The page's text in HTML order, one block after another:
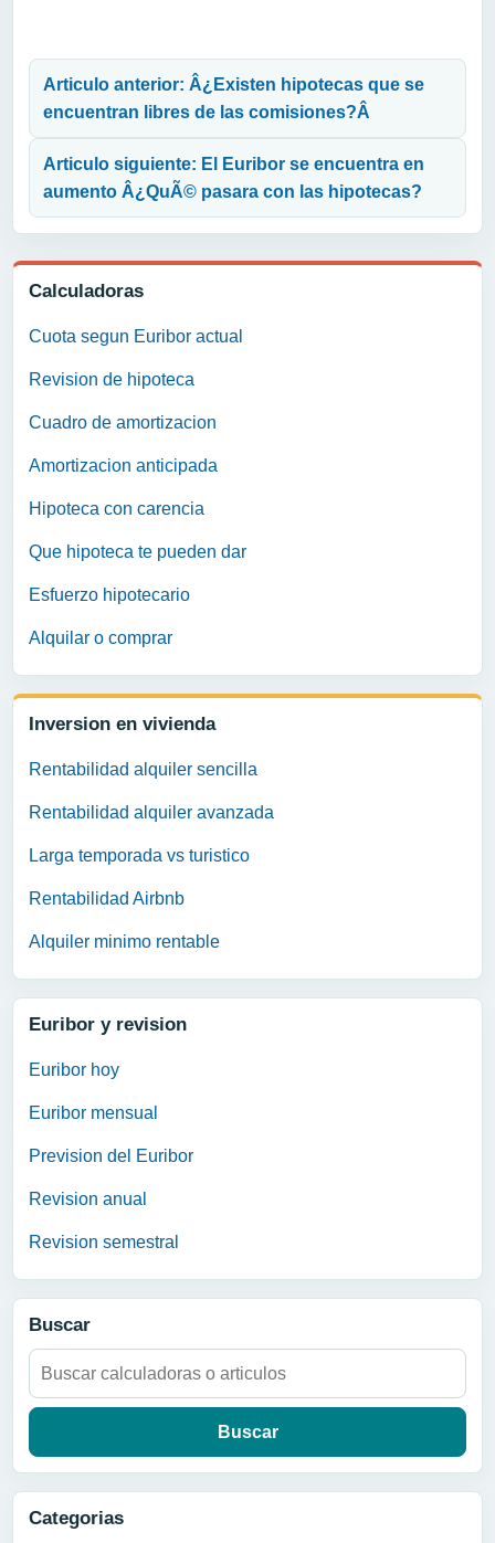
Calculadoras
Cuota segun Euribor actual
Revision de hipoteca
Cuadro de amortizacion
Amortizacion anticipada
Hipoteca con carencia
Que hipoteca te pueden dar
Esfuerzo hipotecario
Alquilar o comprar
Inversion en vivienda
Rentabilidad alquiler sencilla
Rentabilidad alquiler avanzada
Larga temporada vs turistico
Rentabilidad Airbnb
Alquiler minimo rentable
Euribor y revision
Euribor hoy
Euribor mensual
Prevision del Euribor
Revision anual
Revision semestral
Buscar
Buscar:
Categorias
Articulo anterior: Â¿Existen hipotecas que se
encuentran libres de las comisiones?Â
Articulo siguiente: El Euribor se encuentra en
aumento Â¿QuÃ© pasara con las hipotecas?